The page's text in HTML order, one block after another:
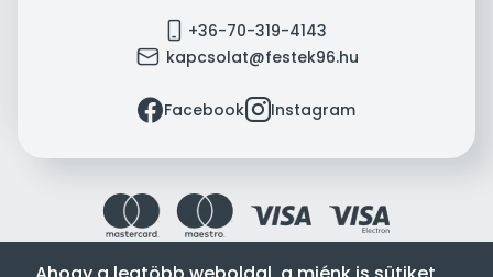
mobile +36-70-319-4143
mail kapcsolat@festek96.hu
facebookFacebookinstagramInstagram